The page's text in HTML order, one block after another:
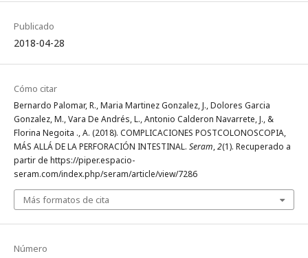
Publicado
2018-04-28
Cómo citar
Bernardo Palomar, R., Maria Martinez Gonzalez, J., Dolores Garcia
Gonzalez, M., Vara De Andrés, L., Antonio Calderon Navarrete, J., &
Florina Negoita ., A. (2018). COMPLICACIONES POSTCOLONOSCOPIA,
MÁS ALLÁ DE LA PERFORACIÓN INTESTINAL. Seram,2(1). Recuperado a
partir de https://piper.espacio-
seram.com/index.php/seram/article/view/7286
Más formatos de cita
Número